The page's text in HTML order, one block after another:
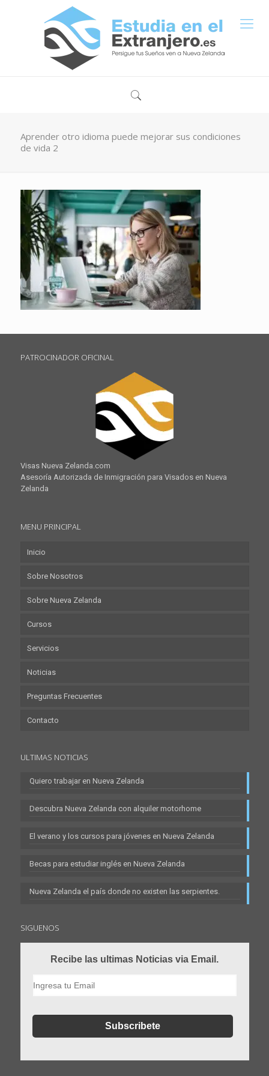
Aprender otro idioma puede mejorar sus condiciones
de vida 2
PATROCINADOR OFICINAL
Visas Nueva Zelanda.com
Asesoría Autorizada de Inmigración para Visados en Nueva
Zelanda
MENU PRINCIPAL
Inicio
Sobre Nosotros
Sobre Nueva Zelanda
Cursos
Servicios
Noticias
Preguntas Frecuentes
Contacto
ULTIMAS NOTICIAS
Quiero trabajar en Nueva Zelanda
Descubra Nueva Zelanda con alquiler motorhome
El verano y los cursos para jóvenes en Nueva Zelanda
Becas para estudiar inglés en Nueva Zelanda
Nueva Zelanda el país donde no existen las serpientes.
SIGUENOS
Recibe las ultimas Noticias via Email.